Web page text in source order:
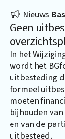
Nieuws
Geen
In het
wordt het
uitbesteding
formeel
moeten
bijhouden
en van de
uitbesteed.